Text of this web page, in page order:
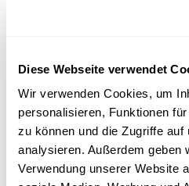
Diese Webseite verwendet
Wir verwenden Cookies, um
personalisieren, Funktionen
zu können und die Zugriffe auf
analysieren. Außerdem geben
Verwendung unserer Website
Wissen
Heiße Tage und
eine Affenhitze!
Bei diesen Bedingungen stoßen
Körpers an ihre Grenzen.